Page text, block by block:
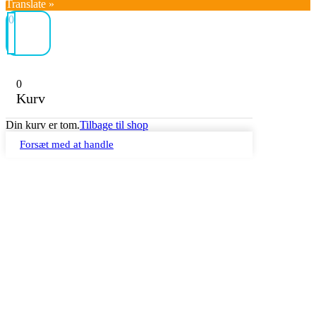
Translate »
0
0
Kurv
Din kurv er tom.Tilbage til shop
Forsæt med at handle